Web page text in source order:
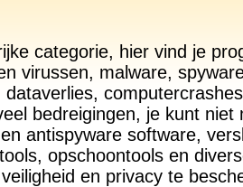
categorie, hier vind je
virussen, malware,
dataverlies,
bedreigingen, je kunt
antispyware software,
opschoontools en
en privacy te